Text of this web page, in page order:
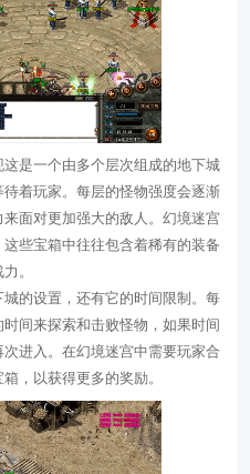
是一个由多个层次组成的地下城
着玩家。每层的怪物强度会逐渐
面对更加强大的敌人。幻境迷宫
些宝箱中往往包含着稀有的装备
。
的设置，还有它的时间限制。每
间来探索和击败怪物，如果时间
进入。在幻境迷宫中需要玩家合
，以获得更多的奖励。